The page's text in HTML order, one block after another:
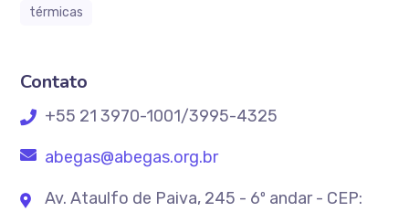
térmicas
Contato
+55 21 3970-1001/3995-4325
abegas@abegas.org.br
Av. Ataulfo de Paiva, 245 - 6º andar - CEP: